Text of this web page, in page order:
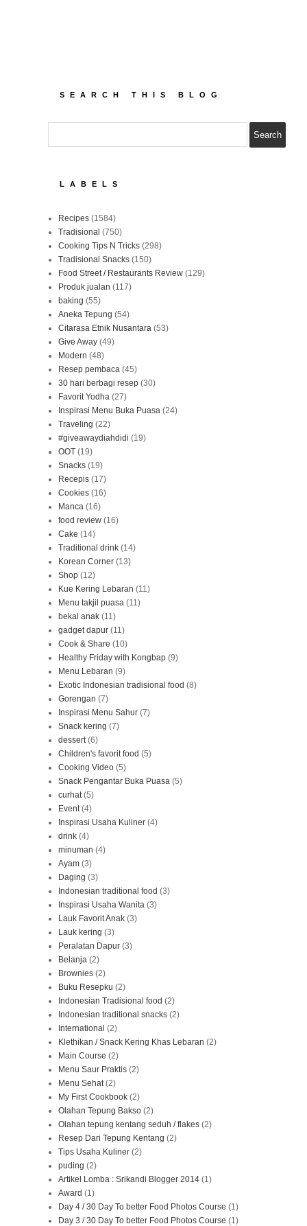
SEARCH THIS BLOG
LABELS
Recipes (1584)
Tradisional (750)
Cooking Tips N Tricks (298)
Tradisional Snacks (150)
Food Street / Restaurants Review (129)
Produk jualan (117)
baking (55)
Aneka Tepung (54)
Citarasa Etnik Nusantara (53)
Give Away (49)
Modern (48)
Resep pembaca (45)
30 hari berbagi resep (30)
Favorit Yodha (27)
Inspirasi Menu Buka Puasa (24)
Traveling (22)
#giveawaydiahdidi (19)
OOT (19)
Snacks (19)
Recepis (17)
Cookies (16)
Manca (16)
food review (16)
Cake (14)
Traditional drink (14)
Korean Corner (13)
Shop (12)
Kue Kering Lebaran (11)
Menu takjil puasa (11)
bekal anak (11)
gadget dapur (11)
Cook & Share (10)
Healthy Friday with Kongbap (9)
Menu Lebaran (9)
Exotic Indonesian tradisional food (8)
Gorengan (7)
Inspirasi Menu Sahur (7)
Snack kering (7)
dessert (6)
Children's favorit food (5)
Cooking Video (5)
Snack Pengantar Buka Puasa (5)
curhat (5)
Event (4)
Inspirasi Usaha Kuliner (4)
drink (4)
minuman (4)
Ayam (3)
Daging (3)
Indonesian traditional food (3)
Inspirasi Usaha Wanita (3)
Lauk Favorit Anak (3)
Lauk kering (3)
Peralatan Dapur (3)
Belanja (2)
Brownies (2)
Buku Resepku (2)
Indonesian Tradisional food (2)
Indonesian traditional snacks (2)
International (2)
Klethikan / Snack Kering Khas Lebaran (2)
Main Course (2)
Menu Saur Praktis (2)
Menu Sehat (2)
My First Cookbook (2)
Olahan Tepung Bakso (2)
Olahan tepung kentang seduh / flakes (2)
Resep Dari Tepung Kentang (2)
Tips Usaha Kuliner (2)
puding (2)
Artikel Lomba : Srikandi Blogger 2014 (1)
Award (1)
Day 4 / 30 Day To better Food Photos Course (1)
Day 3 / 30 Day To better Food Photos Course (1)